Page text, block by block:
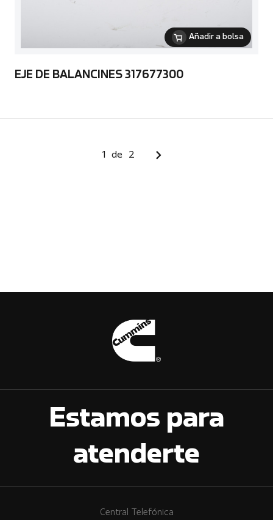
Añadir a bolsa
EJE DE BALANCINES 317677300
1 de 2
Estamos para
atenderte
Central Telefónica